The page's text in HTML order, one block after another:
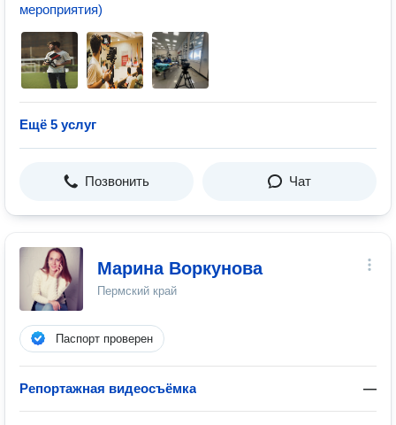
мероприятия)
Ещё 5 услуг
Позвонить Чат
Марина Воркунова
Пермский край
Паспорт проверен
Репортажная видеосъёмка —